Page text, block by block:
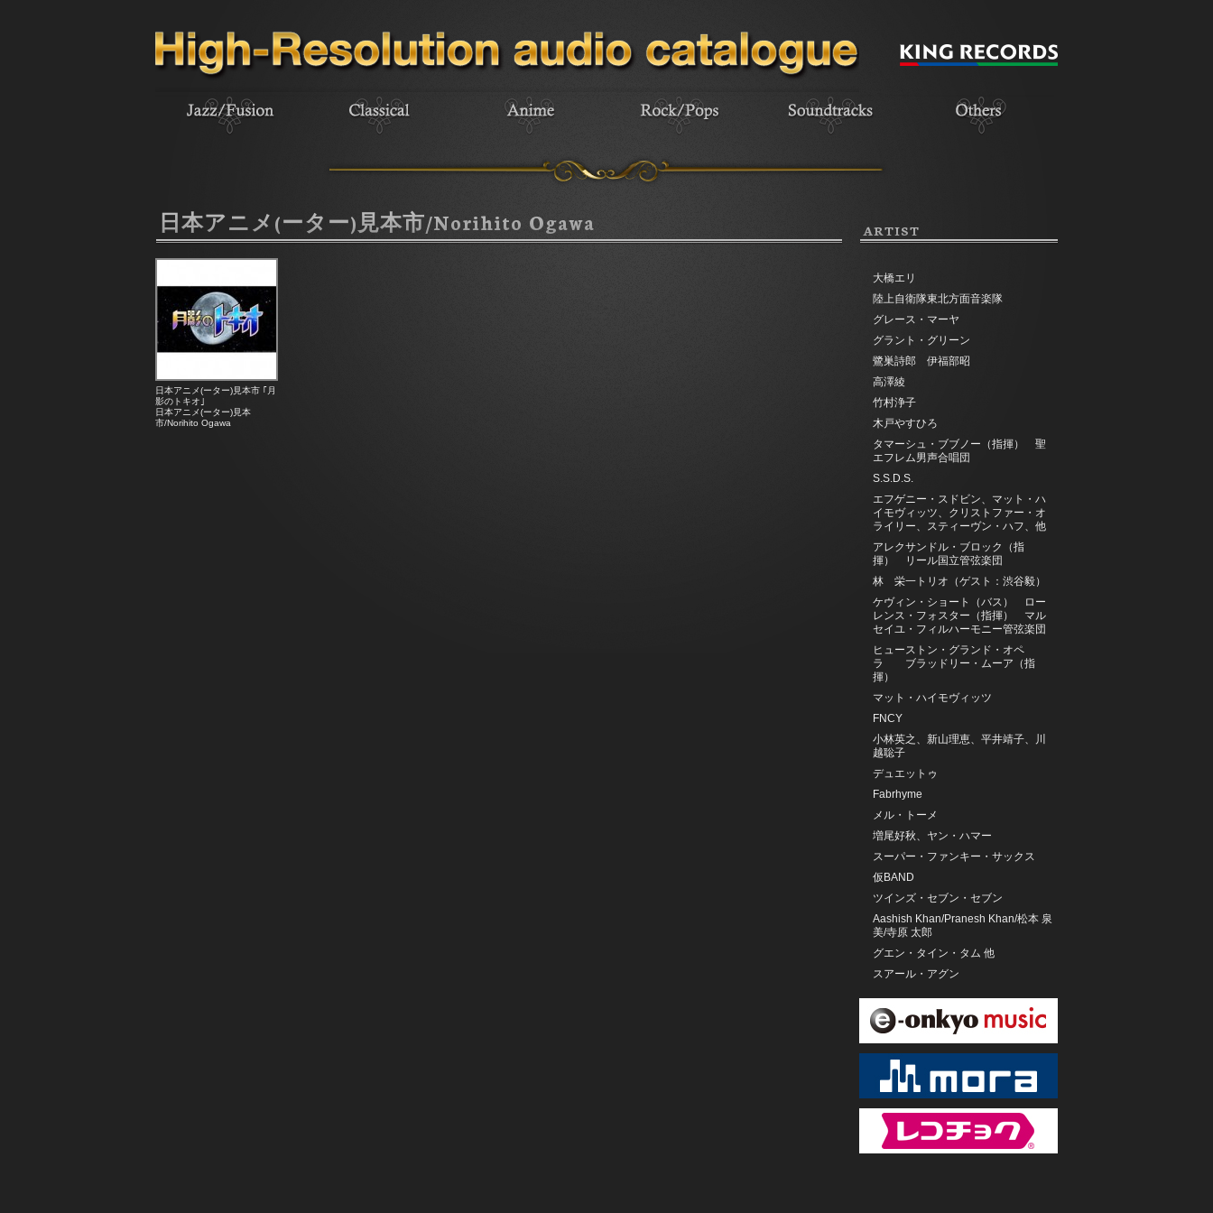
日本アニメ(ーター)見本市/Norihito Ogawa
日本アニメ(ーター)見本市 ｢月
影のトキオ｣
日本アニメ(ーター)見本
市/Norihito Ogawa
ARTIST
大橋エリ
陸上自衛隊東北方面音楽隊
グレース・マーヤ
グラント・グリーン
鷺巣詩郎 伊福部昭
高澤綾
竹村浄子
木戸やすひろ
タマーシュ・ブブノー（指揮） 聖
エフレム男声合唱団
S.S.D.S.
エフゲニー・スドビン、マット・ハ
イモヴィッツ、クリストファー・オ
ライリー、スティーヴン・ハフ、他
アレクサンドル・ブロック（指
揮） リール国立管弦楽団
林 栄一トリオ（ゲスト：渋谷毅）
ケヴィン・ショート（バス） ロー
レンス・フォスター（指揮） マル
セイユ・フィルハーモニー管弦楽団
ヒューストン・グランド・オペ
ラ ブラッドリー・ムーア（指
揮）
マット・ハイモヴィッツ
FNCY
小林英之、新山理恵、平井靖子、川
越聡子
デュエットゥ
Fabrhyme
メル・トーメ
増尾好秋、ヤン・ハマー
スーパー・ファンキー・サックス
仮BAND
ツインズ・セブン・セブン
Aashish Khan/Pranesh Khan/松本 泉
美/寺原 太郎
グエン・タイン・タム 他
スアール・アグン
アタン
雲南省南澗県洞経古楽隊
サイプレス上野とロベルト吉野
ヘルベルト・ブロムシュテット(指
管弦楽団
ロンドン・フィルム・フェスティヴ
ァル・オーケストラ